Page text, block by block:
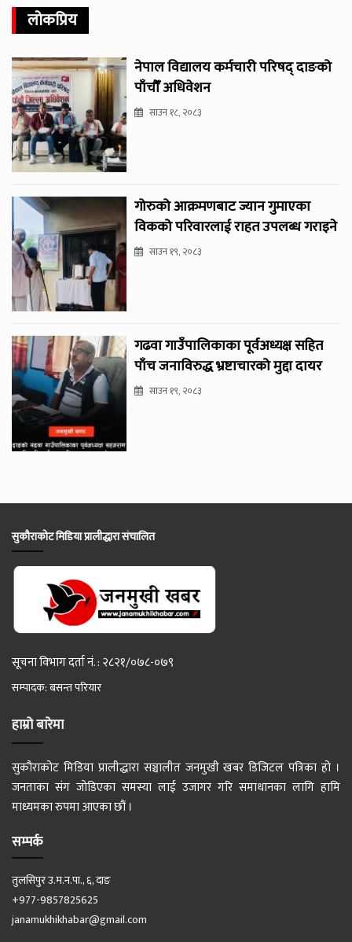
लोकप्रिय
नेपाल विद्यालय कर्मचारी परिषद् दाङको
पाँचौँ अधिवेशन
साउन १८, २०८३
गोरुको आक्रमणबाट ज्यान गुमाएका
विकको परिवारलाई राहत उपलब्ध गराइने
साउन १९, २०८३
गढवा गाउँपालिकाका पूर्वअध्यक्ष सहित
पाँच जनाविरुद्ध भ्रष्टाचारको मुद्दा दायर
साउन १९, २०८३
सुकौराकोट मिडिया प्रालीद्धारा संचालित
सूचना विभाग दर्ता नं. : २८२१/०७८-०७९
सम्पादक: बसन्त परियार
हाम्रो बारेमा
सुकौराकोट मिडिया प्रालीद्धारा सञ्चालीत जनमुखी खबर डिजिटल पत्रिका हो ।
जनताका संग जोडिएका समस्या लाई उजागर गरि समाधानका लागि हामि
माध्यमका रुपमा आएका छौं ।
सम्पर्क
तुलसिपुर उ.म.न.पा., ६, दाङ
+977-9857825625
janamukhikhabar@gmail.com